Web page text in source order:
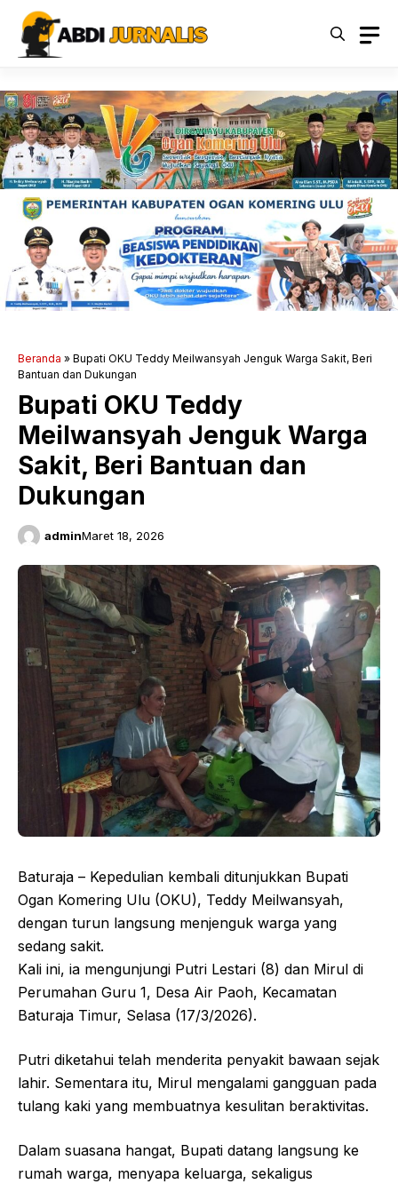
Langsung
Beranda » Bupati OKU Teddy Meilwansyah Jenguk Warga Sakit, Beri
Bantuan dan Dukungan
Bupati OKU Teddy
Meilwansyah Jenguk Warga
Sakit, Beri Bantuan dan
Dukungan
adminMaret 18, 2026
Baturaja – Kepedulian kembali ditunjukkan Bupati
Ogan Komering Ulu (OKU), Teddy Meilwansyah,
dengan turun langsung menjenguk warga yang
sedang sakit.
Kali ini, ia mengunjungi Putri Lestari (8) dan Mirul di
Perumahan Guru 1, Desa Air Paoh, Kecamatan
Baturaja Timur, Selasa (17/3/2026).
Putri diketahui telah menderita penyakit bawaan sejak
lahir. Sementara itu, Mirul mengalami gangguan pada
tulang kaki yang membuatnya kesulitan beraktivitas.
Dalam suasana hangat, Bupati datang langsung ke
rumah warga, menyapa keluarga, sekaligus